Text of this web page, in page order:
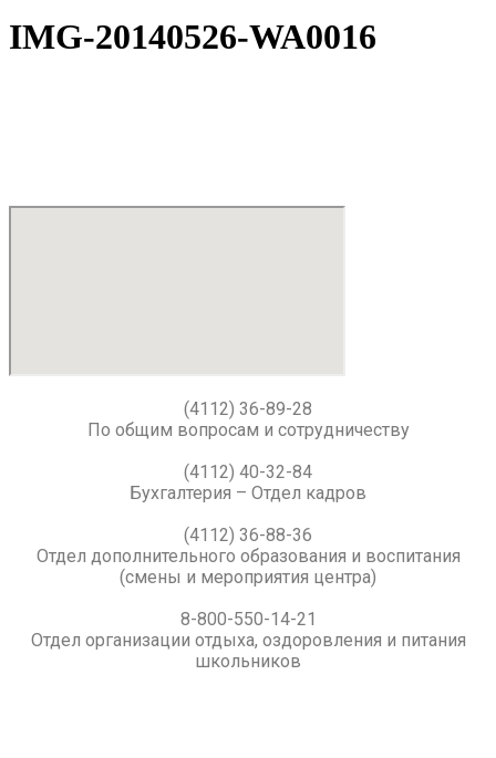
IMG-20140526-WA0016
(4112) 36-89-28
По общим вопросам и сотрудничеству
(4112) 40-32-84
Бухгалтерия – Отдел кадров
(4112) 36-88-36
Отдел дополнительного образования и воспитания
(смены и мероприятия центра)
8-800-550-14-21
Отдел организации отдыха, оздоровления и питания
школьников